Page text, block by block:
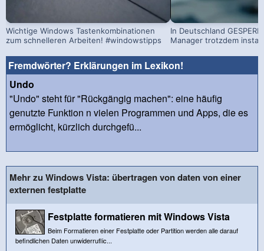
Wichtige Windows Tastenkombinationen
zum schnelleren Arbeiten! #windowstipps
In Deutschland
Manager trotzdem
Fremdwörter? Erklärungen im Lexikon!
Undo
"Undo" steht für "Rückgängig machen": eine häufig
genutzte Funktion n vielen Programmen und Apps, die es
ermöglicht, kürzlich durchgefü...
Mehr zu Windows Vista: übertragen von daten von einer
externen festplatte
Festplatte formatieren mit Windows Vista
Beim Formatieren einer Festplatte oder Partition werden alle darauf
befindlichen Daten unwiderruflic...